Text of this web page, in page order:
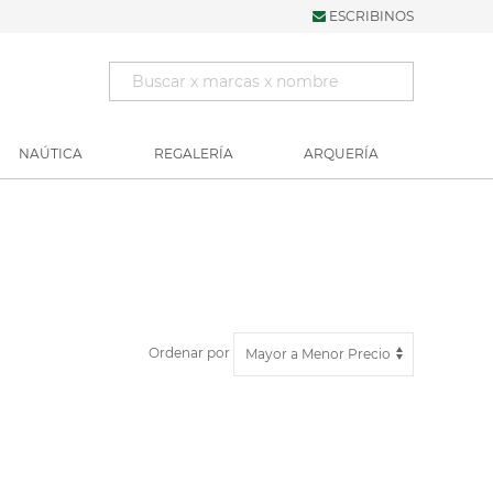
ESCRIBINOS
NAÚTICA REGALERÍA ARQUERÍA
Ordenar por